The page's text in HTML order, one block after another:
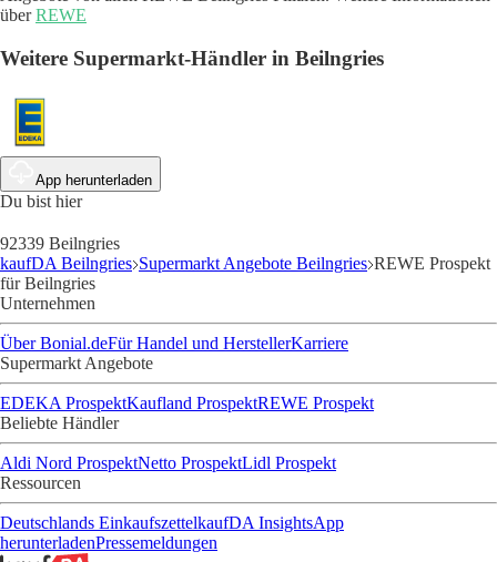
überREWE
Weitere Supermarkt-Händler in Beilngries
App herunterladen
Du bist hier
92339 Beilngries
kaufDA Beilngries Supermarkt Angebote Beilngries REWE Prospekt
für Beilngries
Unternehmen
Über Bonial.deFür Handel und HerstellerKarriere
Supermarkt Angebote
EDEKA ProspektKaufland ProspektREWE Prospekt
Beliebte Händler
Aldi Nord ProspektNetto ProspektLidl Prospekt
Ressourcen
Deutschlands EinkaufszettelkaufDA InsightsApp
herunterladenPressemeldungen